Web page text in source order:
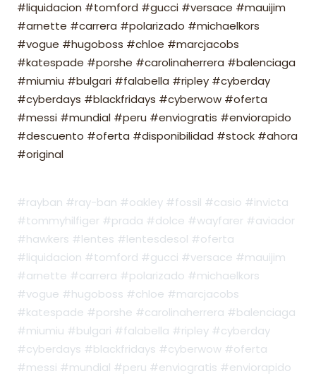
#liquidacion #tomford #gucci #versace #mauijim
#arnette #carrera #polarizado #michaelkors
#vogue #hugoboss #chloe #marcjacobs
#katespade #porshe #carolinaherrera #balenciaga
#miumiu #bulgari #falabella #ripley #cyberday
#cyberdays #blackfridays #cyberwow #oferta
#messi #mundial #peru #enviogratis #enviorapido
#descuento #oferta #disponibilidad #stock #ahora
#original
#rayban #ray-ban #oakley #fossil #casio #invicta
#tommyhilfiger #prada #dolce #wayfarer #aviador
#hawkers #lentes #lentesdesol #oferta
#liquidacion #tomford #gucci #versace #mauijim
#arnette #carrera #polarizado #michaelkors
#vogue #hugoboss #chloe #marcjacobs
#katespade #porshe #carolinaherrera #balenciaga
#miumiu #bulgari #falabella #ripley #cyberday
#cyberdays #blackfridays #cyberwow #oferta
#messi #mundial #peru #enviogratis #enviorapido